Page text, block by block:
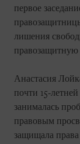
первое
лишения
правозащитную
Анастасия
почти 15-
занималась
правовым
защищала